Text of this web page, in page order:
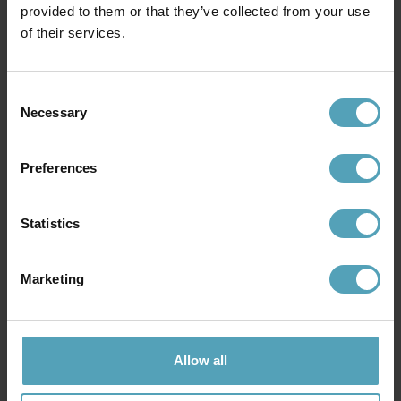
provided to them or that they’ve collected from your use
of their services.
Selection
Necessary
Preferences
Statistics
Marketing
Allow all
Rek. 1 669 kr Rek. 479 kr
LUCIDE LUCIDE